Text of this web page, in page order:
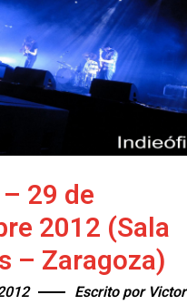
29 de
2012 (Sala
– Zaragoza)
Escrito por Victor